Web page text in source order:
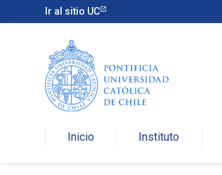
Ir al sitio UC
Inicio Instituto